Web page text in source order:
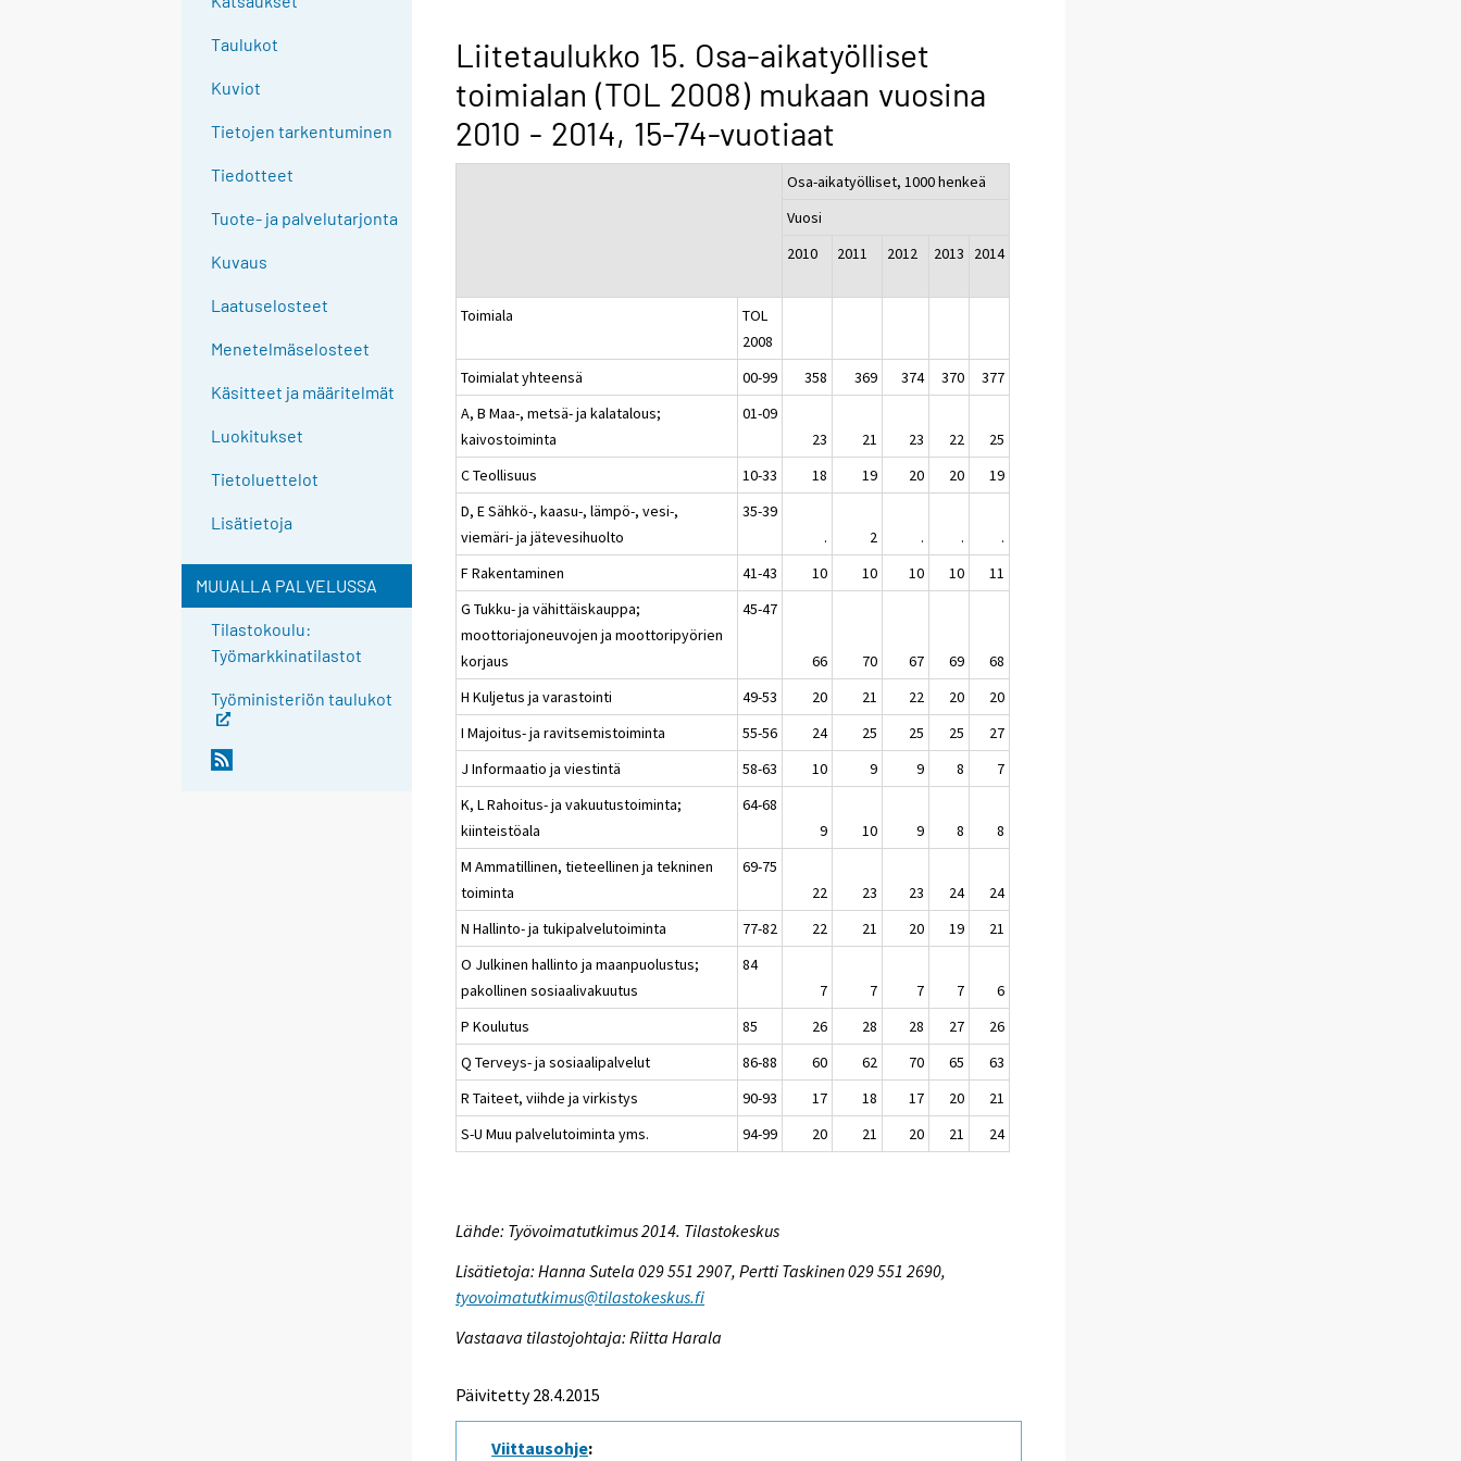
Taulukot
Kuviot
Tietojen tarkentuminen
Tiedotteet
Tuote- ja palvelutarjonta
Kuvaus
Laatuselosteet
Menetelmäselosteet
Käsitteet ja määritelmät
Luokitukset
Tietoluettelot
Lisätietoja
MUUALLA PALVELUSSA
Tilastokoulu:
Työmarkkinatilastot
Työministeriön taulukot
Liitetaulukko 15. Osa-aikatyölliset
toimialan (TOL 2008) mukaan vuosina
2010 - 2014, 15-74-vuotiaat
Osa-aikatyölliset, 1000 henkeä
Vuosi
2010
2011 2012 2013 2014
Toimiala
TOL
2008
Toimialat yhteensä
00-99 358 369 374 370
377
A, B Maa-, metsä- ja kalatalous;
kaivostoiminta
01-09
23
21 23 22
25
C Teollisuus
10-33 18 19 20 20
19
D, E Sähkö-, kaasu-, lämpö-, vesi-,
viemäri- ja jätevesihuolto
35-39
.
2 . .
.
F Rakentaminen
41-43 10 10 10 10
11
G Tukku- ja vähittäiskauppa;
moottoriajoneuvojen ja moottoripyörien
korjaus
45-47
66 70 67 69
68
H Kuljetus ja varastointi
49-53 20 21 22 20
20
I Majoitus- ja ravitsemistoiminta
55-56 24 25 25 25
27
J Informaatio ja viestintä
58-63 10 9 9 8
7
K, L Rahoitus- ja vakuutustoiminta;
kiinteistöala
64-68
9
10 9 8
8
M Ammatillinen, tieteellinen ja tekninen
toiminta
69-75
22
23 23 24
24
N Hallinto- ja tukipalvelutoiminta
77-82 22 21 20 19
21
O Julkinen hallinto ja maanpuolustus;
pakollinen sosiaalivakuutus
84
7
7 7 7
6
P Koulutus
85 26 28 28 27
26
Q Terveys- ja sosiaalipalvelut
86-88 60 62 70 65
63
R Taiteet, viihde ja virkistys
90-93 17 18 17 20
21
S-U Muu palvelutoiminta yms.
94-99 20 21 20 21 24
Lähde: Työvoimatutkimus 2014. Tilastokeskus
Lisätietoja: Hanna Sutela 029 551 2907, Pertti Taskinen 029 551 2690,
tyovoimatutkimus@tilastokeskus.fi
Vastaava tilastojohtaja: Riitta Harala
Päivitetty 28.4.2015
Viittausohje: